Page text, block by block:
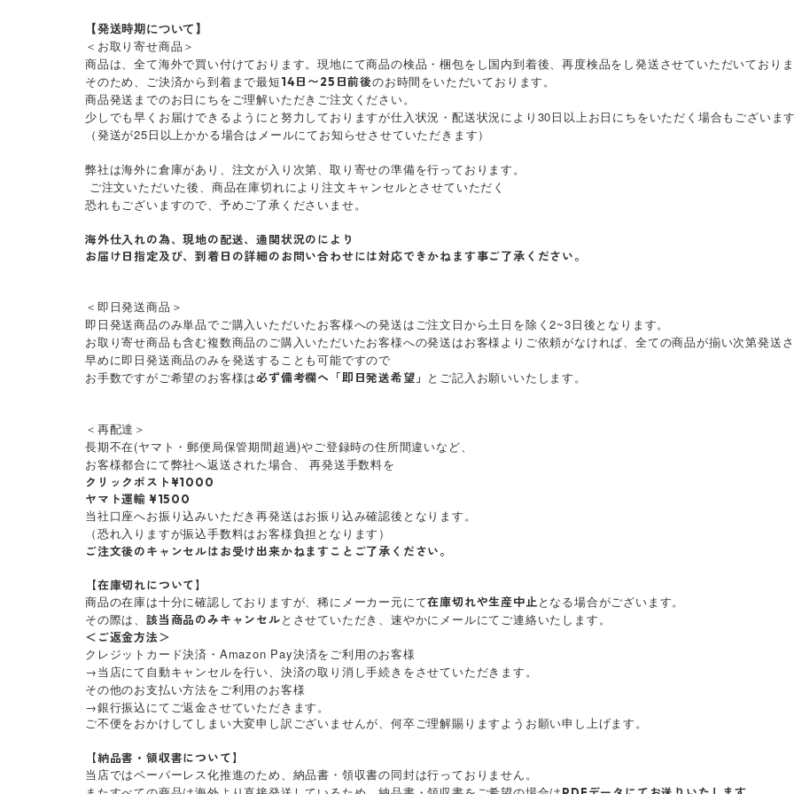
【発送時期について】
＜お取り寄せ商品＞
商品は、全て海外で買い付けております。現地にて商品の検品・梱包をし国内到着後、再度検品をし発送させていただいておりま
そのため、ご決済から到着まで最短14日〜25日前後のお時間をいただいております。
商品発送までのお日にちをご理解いただきご注文ください。
少しでも早くお届けできるようにと努力しておりますが仕入状況・配送状況により30日以上お日にちをいただく場合もございます
（発送が25日以上かかる場合はメールにてお知らせさせていただきます）
弊社は海外に倉庫があり、注文が入り次第、取り寄せの準備を行っております。
ご注文いただいた後、商品在庫切れにより注文キャンセルとさせていただく
恐れもございますので、予めご了承くださいませ。
海外仕入れの為、現地の配送、通関状況のにより
お届け日指定及び、到着日の詳細のお問い合わせには対応できかねます事ご了承ください。
＜即日発送商品＞
即日発送商品のみ単品でご購入いただいたお客様への発送はご注文日から土日を除く2~3日後となります。
お取り寄せ商品も含む複数商品のご購入いただいたお客様への発送はお客様よりご依頼がなければ、全ての商品が揃い次第発送さ
早めに即日発送商品のみを発送することも可能ですので
お手数ですがご希望のお客様は必ず備考欄へ「即日発送希望」 とご記入お願いいたします。
＜再配達＞
長期不在(ヤマト・郵便局保管期間超過)やご登録時の住所間違いなど、
お客様都合にて弊社へ返送された場合、 再発送手数料を
クリックポスト¥1000
ヤマト運輸 ¥1500
当社口座へお振り込みいただき再発送はお振り込み確認後となります。
（恐れ入りますが振込手数料はお客様負担となります）
ご注文後のキャンセルはお受け出来かねますことご了承ください。
【在庫切れについて】
商品の在庫は十分に確認しておりますが、稀にメーカー元にて在庫切れや生産中止 となる場合がございます。
その際は、 該当商品のみキャンセルとさせていただき、速やかにメールにてご連絡いたします。
＜ご返金方法＞
クレジットカード決済・Amazon Pay決済をご利用のお客様
→当店にて自動キャンセルを行い、決済の取り消し手続きをさせていただきます。
その他のお支払い方法をご利用のお客様
→銀行振込にてご返金させていただきます。
ご不便をおかけしてしまい大変申し訳ございませんが、何卒ご理解賜りますようお願い申し上げます。
【納品書・領収書について】
当店ではペーパーレス化推進のため、納品書・領収書の同封は行っておりません。